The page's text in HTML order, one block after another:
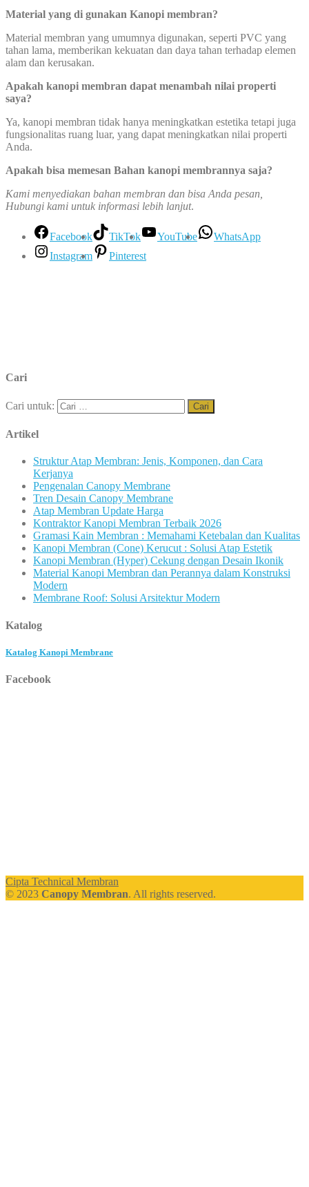
Material yang di gunakan Kanopi membran?
Material membran yang umumnya digunakan, seperti PVC yang
tahan lama, memberikan kekuatan dan daya tahan terhadap elemen
alam dan kerusakan.
Apakah kanopi membran dapat menambah nilai properti
saya?
Ya, kanopi membran tidak hanya meningkatkan estetika tetapi juga
fungsionalitas ruang luar, yang dapat meningkatkan nilai properti
Anda.
Apakah bisa memesan Bahan kanopi membrannya saja?
Kami menyediakan bahan membran dan bisa Anda pesan,
Hubungi kami untuk informasi lebih lanjut.
Facebook TikTok YouTube
WhatsApp
Instagram
Pinterest
Cari
Cari untuk:
Artikel
Struktur Atap Membran: Jenis, Komponen, dan Cara
Kerjanya
Pengenalan Canopy Membrane
Tren Desain Canopy Membrane
Atap Membran Update Harga
Kontraktor Kanopi Membran Terbaik 2026
Gramasi Kain Membran : Memahami Ketebalan dan Kualitas
Kanopi Membran (Cone) Kerucut : Solusi Atap Estetik
Kanopi Membran (Hyper) Cekung dengan Desain Ikonik
Material Kanopi Membran dan Perannya dalam Konstruksi
Modern
Membrane Roof: Solusi Arsitektur Modern
Katalog
Katalog Kanopi Membrane
Facebook
Cipta Technical Membran
© 2023 Canopy Membran. All rights reserved.